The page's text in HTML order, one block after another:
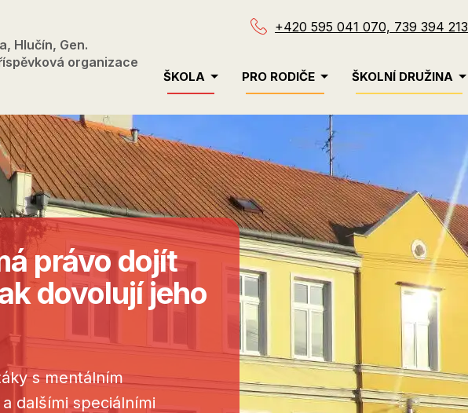
Hlučín, Gen.
organizace
+420 595 041 070, 739 394 213
Menu
navigace
ŠKOLA PRO RODIČE ŠKOLNÍ DRUŽINA
právo dojít
dovolují jeho
s mentálním
dalšími speciálními